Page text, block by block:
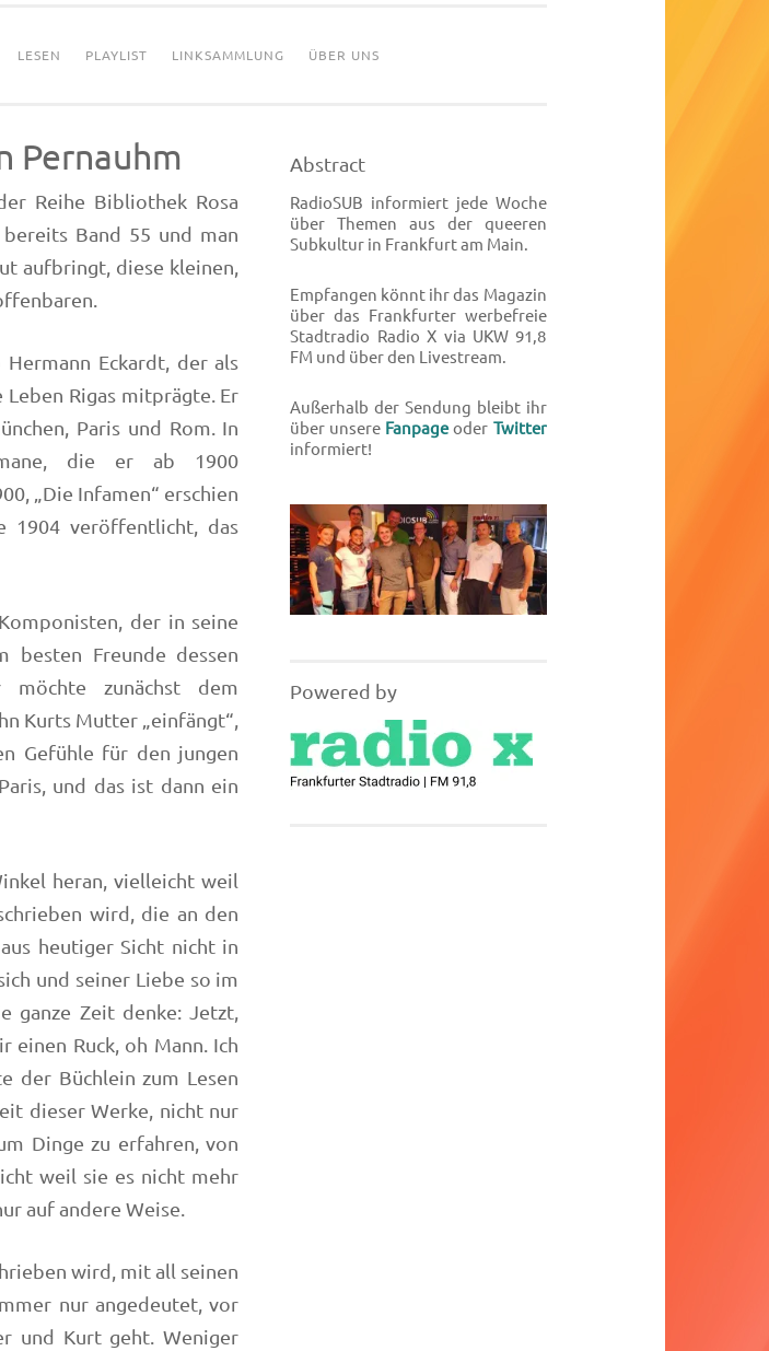
LESEN PLAYLIST LINKSAMMLUNG ÜBER UNS
Pernauhm
Reihe Bibliothek Rosa
Band 55 und man
aufbringt, diese kleinen,
Eckardt, der als
Rigas mitprägte. Er
Paris und Rom. In
die er ab 1900
„Die Infamen“ erschien
1904 veröffentlicht, das
der in seine
besten Freunde dessen
zunächst dem
Kurts Mutter „einfängt“,
Gefühle für den jungen
und das ist dann ein
heran, vielleicht weil
wird, die an den
heutiger Sicht nicht in
und seiner Liebe so im
ganze Zeit denke: Jetzt,
Ruck, oh Mann. Ich
der Büchlein zum Lesen
dieser Werke, nicht nur
Dinge zu erfahren, von
weil sie es nicht mehr
auf andere Weise.
wird, mit all seinen
nur angedeutet, vor
und Kurt geht. Weniger
Abstract
RadioSUB informiert jede Woche
über Themen aus der queeren
Subkultur in Frankfurt am Main.
Empfangen könnt ihr das Magazin
über das Frankfurter werbefreie
Stadtradio Radio X via UKW 91,8
FM und über den Livestream.
Außerhalb der Sendung bleibt ihr
über unsere Fanpageoder Twitter
informiert!
Powered by